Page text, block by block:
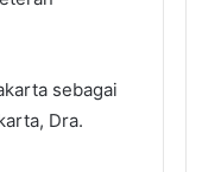
sebagai
Dra.